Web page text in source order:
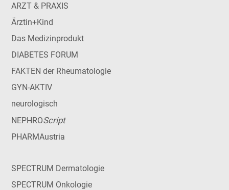
ARZT & PRAXIS
Ärztin+Kind
Das Medizinprodukt
DIABETES FORUM
FAKTEN der Rheumatologie
GYN-AKTIV
neurologisch
NEPHROScript
PHARMAustria
SPECTRUM Dermatologie
SPECTRUM Onkologie